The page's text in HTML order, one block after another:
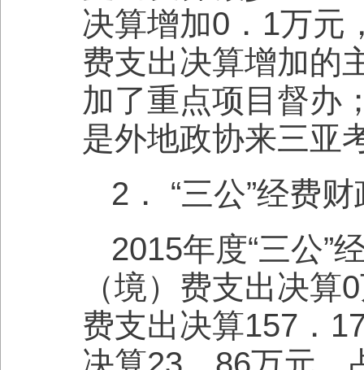
决算增加0．1万元
费支出决算增加的
加了重点项目督办
是外地政协来三亚
2． “三公”经费
2015年度“三公”
（境）费支出决
费支出决算157．